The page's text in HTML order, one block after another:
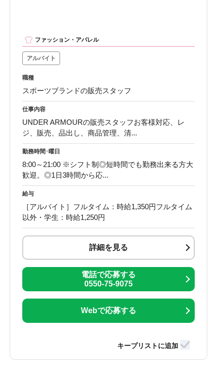
ファッション・アパレル
アルバイト
職種
スポーツブランドの販売スタッフ
仕事内容
UNDER ARMOURの販売スタッフお客様対応、レ
ジ、販売、品出し、商品管理、清...
勤務時間･曜日
8:00～21:00 ※シフト制◎短時間でも勤務出来る方大
歓迎。◎1日3時間から応...
給与
［アルバイト］フルタイム：時給1,350円フルタイム
以外・学生：時給1,250円
詳細を見る
電話で応募する
0550-75-9075
Webで応募する